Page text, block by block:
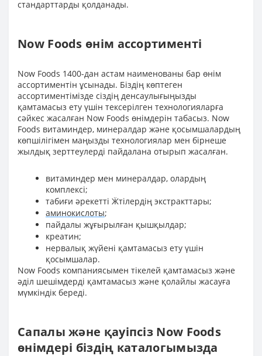
стандарттарды қолданады.
Now Foods өнім ассортименті
Now Foods 1400-дан астам наименованы бар өнім
ассортиментін ұсынады. Біздің көптеген
ассортиментімізде сіздің денсаулығыңызды
қамтамасыз ету үшін тексерілген технологияларға
сәйкес жасалған Now Foods өнімдерін табасыз. Now
Foods витаминдер, минералдар және қосымшалардың
көпшілігімен маңызды технологиялар мен бірнеше
жылдық зерттеулерді пайдалана отырып жасалған.
витаминдер мен минералдар, олардың
комплексі;
табиғи әрекетті Ӝтілердің экстракттары;
аминокислоты;
пайдалы жұғырылған қышқылдар;
креатин;
нервалық жүйені қамтамасыз ету үшін
қосымшалар.
Now Foods компаниясымен тікелей қамтамасыз және
әділ шешімдерді қамтамасыз және қолайлы жасауға
мүмкіндік береді.
Сапалы және қауіпсіз Now Foods
өнімдері біздің каталогымызда